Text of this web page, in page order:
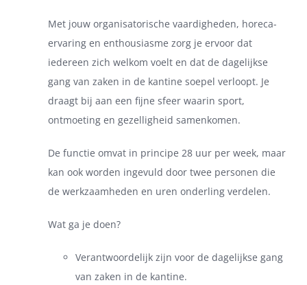
Met jouw organisatorische vaardigheden, horeca-
ervaring en enthousiasme zorg je ervoor dat
iedereen zich welkom voelt en dat de dagelijkse
gang van zaken in de kantine soepel verloopt. Je
draagt bij aan een fijne sfeer waarin sport,
ontmoeting en gezelligheid samenkomen.
De functie omvat in principe 28 uur per week, maar
kan ook worden ingevuld door twee personen die
de werkzaamheden en uren onderling verdelen.
Wat ga je doen?
Verantwoordelijk zijn voor de dagelijkse gang
van zaken in de kantine.